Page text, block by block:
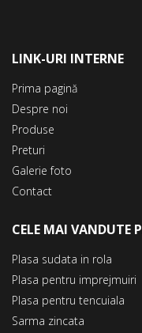
LINK-URI INTERNE
Prima pagină
Despre noi
Produse
Preturi
Galerie foto
Contact
CELE MAI VANDUTE
Plasa sudata in rola
Plasa pentru imprejmuiri
Plasa pentru tencuiala
Sarma zincata